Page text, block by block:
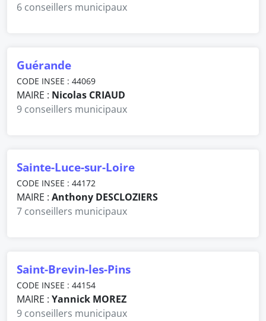
6 conseillers municipaux
Guérande
CODE INSEE : 44069
MAIRE : Nicolas CRIAUD
9 conseillers municipaux
Sainte-Luce-sur-Loire
CODE INSEE : 44172
MAIRE : Anthony DESCLOZIERS
7 conseillers municipaux
Saint-Brevin-les-Pins
CODE INSEE : 44154
MAIRE : Yannick MOREZ
9 conseillers municipaux